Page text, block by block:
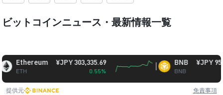
ビットコインニュース・最新情報一覧
¥JPY 303,335.69 BNB
BNB
¥JPY
提供元 免責事項